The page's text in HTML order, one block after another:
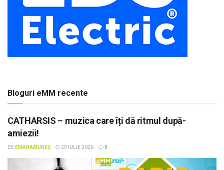
Bloguri eMM recente
CATHARSIS – muzica care îți dă ritmul după-
amiezii!
DE EMARAMUREȘ 29 IULIE 2026 0